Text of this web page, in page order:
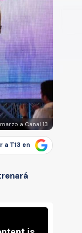
a Canal 13
a T13 en